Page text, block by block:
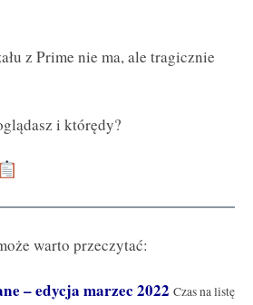
z Prime nie ma, ale tragicznie
i którędy?
warto przeczytać:
– edycja marzec 2022 Czas na listę